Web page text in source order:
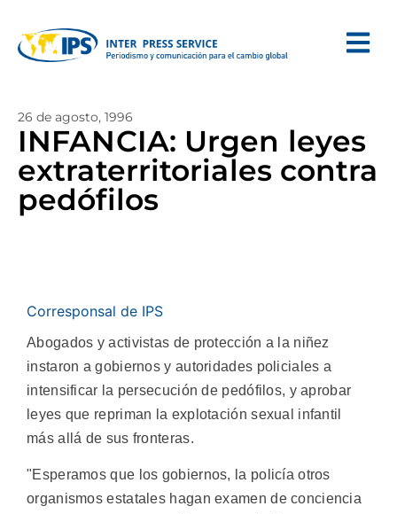
26 de agosto, 1996
INFANCIA: Urgen leyes
extraterritoriales contra
pedófilos
Corresponsal de IPS
Abogados y activistas de protección a la niñez
instaron a gobiernos y autoridades policiales a
intensificar la persecución de pedófilos, y aprobar
leyes que repriman la explotación sexual infantil
más allá de sus fronteras.
"Esperamos que los gobiernos, la policía otros
organismos estatales hagan examen de conciencia